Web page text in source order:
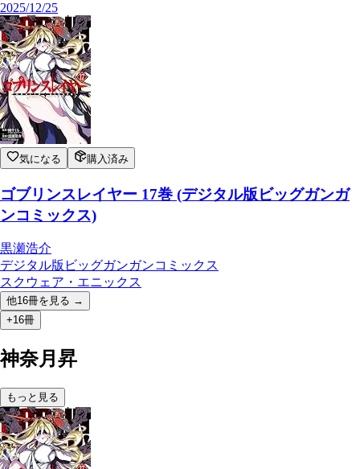
2025/12/25
気になる 購入済み
ゴブリンスレイヤー 17巻 (デジタル版ビッグガンガ
ンコミックス)
黒瀬浩介
デジタル版ビッグガンガンコミックス
スクウェア・エニックス
他16冊を見る →
+16冊
神奈月昇
もっと見る